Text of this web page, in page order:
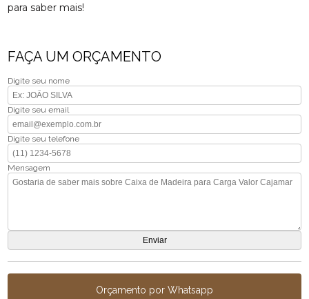
para saber mais!
FAÇA UM ORÇAMENTO
Digite seu nome
Digite seu email
Digite seu telefone
Mensagem
Orçamento por Whatsapp